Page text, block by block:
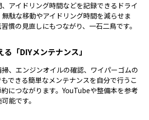
アイドリング時間などを記録できるドライ
駄な移動やアイドリング時間を減らせま
慣の見直しにもつながり、一石二鳥です。
「DIYメンテナンス」
、エンジンオイルの確認、ワイパーゴムの
できる簡単なメンテナンスを自分で行うこ
につながります。YouTubeや整備本を参考
能です。